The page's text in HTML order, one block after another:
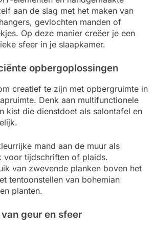
aan de slag met het maken van
gevlochten manden of
Op deze manier creëer je een
sfeer in je slaapkamer.
opbergoplossingen
creatief te zijn met opbergruimte in
Denk aan multifunctionele
kist die dienstdoet als salontafel en
mand aan de muur als
voor tijdschriften of plaids.
van zwevende planken boven het
tentoonstellen van bohemian
planten.
geur en sfeer